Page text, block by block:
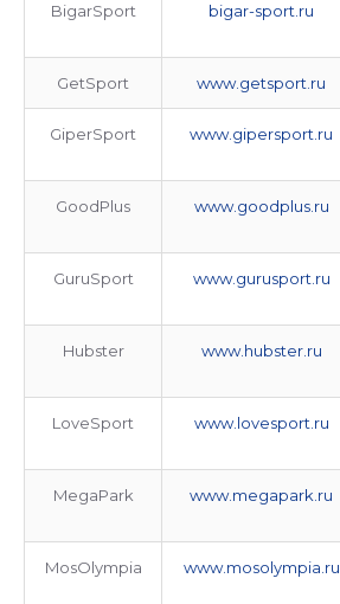
BigarSport bigar-sport.ru
GetSport www.getsport.ru
GiperSport www.gipersport.ru
GoodPlus www.goodplus.ru
GuruSport www.gurusport.ru
Hubster www.hubster.ru
LoveSport www.lovesport.ru
MegaPark www.megapark.ru
MosOlympia www.mosolympia.ru